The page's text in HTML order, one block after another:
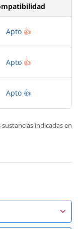
Apto 👍
Apto 👍
Apto 👍
sustancias indicadas en